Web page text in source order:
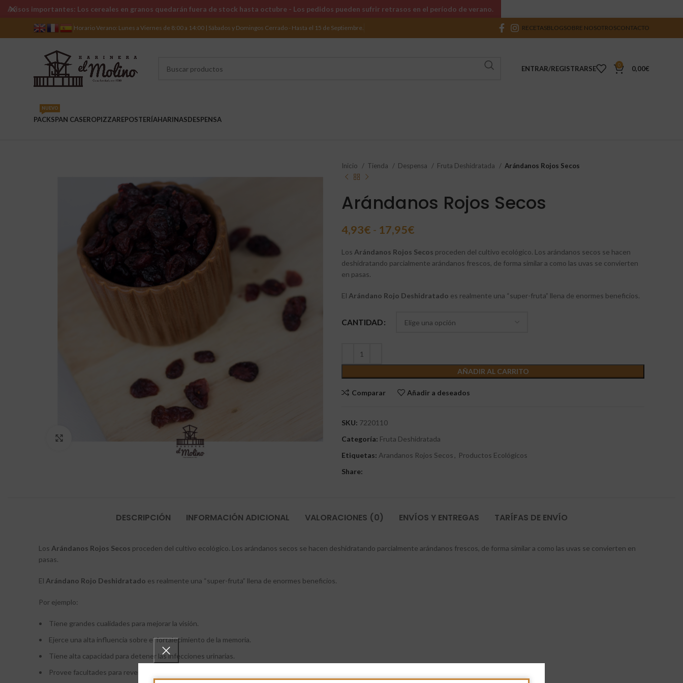
Horario Verano: Lunes a Viernes de 8:00 a 14:00 | Sábados y Domingos Cerrado - Hasta el 15 de Septiembre. RECETASBLOGSOBRE NOSOTROSCONTACTO
ENTRAR/REGISTRARSE 0 0,00€
PACKS
NUEVO
PAN CASEROPIZZAREPOSTERÍAHARINASDESPENSA
Inicio Tienda Despensa Fruta Deshidratada Arándanos Rojos Secos
Arándanos Rojos Secos
4,93€ - 17,95€
Los Arándanos Rojos Secos proceden del cultivo ecológico. Los arándanos secos se hacen
deshidratando parcialmente arándanos frescos, de forma similar a como las uvas se convierten
en pasas.
El Arándano Rojo Deshidratado es realmente una “super-fruta” llena de enormes beneficios.
CANTIDAD
AÑADIR AL CARRITO
Comparar Añadir a deseados
SKU: 7220110
Categoría: Fruta Deshidratada
Etiquetas: Arandanos Rojos Secos , Productos Ecológicos
Share:
DESCRIPCIÓN INFORMACIÓN ADICIONAL VALORACIONES (0) ENVÍOS Y ENTREGAS TARÍFAS DE ENVÍO
Los Arándanos Rojos Secos proceden del cultivo ecológico. Los arándanos secos se hacen deshidratando parcialmente arándanos frescos, de forma similar a como las uvas se convierten en
pasas.
El Arándano Rojo Deshidratado es realmente una “super-fruta” llena de enormes beneficios.
Por ejemplo:
Tiene grandes cualidades para mejorar la visión.
Ejerce una alta influencia sobre el fortalecimiento de la memoria.
Tiene alta capacidad para detener las infecciones urinarias.
Provee facultades para revertir el deterioro físico y mental como consecuencia de la edad.
Avisos importantes: Los cereales en granos quedarán fuera de stock hasta octubre - Los pedidos pueden sufrir retrasos en el período de verano.